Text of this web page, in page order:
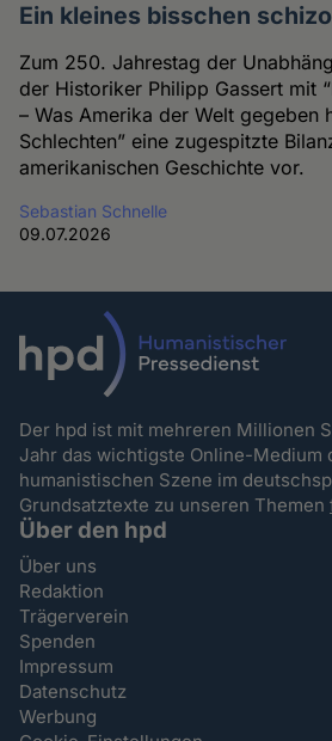
Ein kleines bisschen
Zum 250. Jahrestag der
der Historiker Philipp Gassert mit
– Was Amerika der Welt gegeben
Schlechten” eine zugespitzte
amerikanischen Geschichte vor.
Sebastian Schnelle
09.07.2026
Der hpd ist mit mehreren Millionen
Jahr das wichtigste Online-Medium
humanistischen Szene im
Grundsatztexte zu unseren Themen
Über den hpd
Über uns
Redaktion
Trägerverein
Spenden
Impressum
Datenschutz
Werbung